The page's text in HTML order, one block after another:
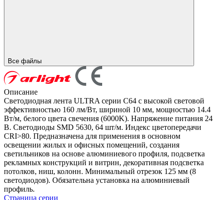
Все файлы
Описание
Светодиодная лента ULTRA серии C64 с высокой световой
эффективностью 160 лм/Вт, шириной 10 мм, мощностью 14.4
Вт/м, белого цвета свечения (6000K). Напряжение питания 24
В. Светодиоды SMD 5630, 64 шт/м. Индекс цветопередачи
CRI>80. Предназначена для применения в основном
освещении жилых и офисных помещений, создания
светильников на основе алюминиевого профиля, подсветка
рекламных конструкций и витрин, декоративная подсветка
потолков, ниш, колонн. Минимальный отрезок 125 мм (8
светодиодов). Обязательна установка на алюминиевый
профиль.
Страница серии